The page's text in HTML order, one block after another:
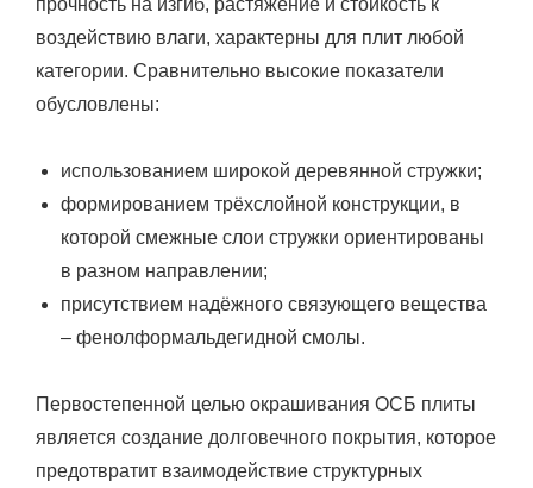
воздействию влаги, характерны для плит любой
категории. Сравнительно высокие показатели
обусловлены:
использованием широкой деревянной стружки;
формированием трёхслойной конструкции, в
которой смежные слои стружки ориентированы
в разном направлении;
присутствием надёжного связующего вещества
– фенолформальдегидной смолы.
Первостепенной целью окрашивания ОСБ плиты
является создание долговечного покрытия, которое
предотвратит взаимодействие структурных